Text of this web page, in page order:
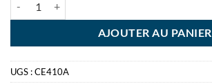
AJOUTER AU PANIER
UGS :CE410A